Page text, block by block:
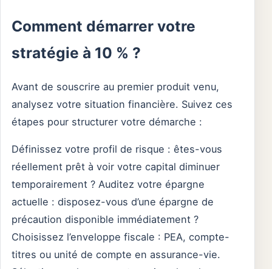
Comment démarrer votre
stratégie à 10 % ?
Avant de souscrire au premier produit venu,
analysez votre situation financière. Suivez ces
étapes pour structurer votre démarche :
Définissez votre profil de risque : êtes-vous
réellement prêt à voir votre capital diminuer
temporairement ? Auditez votre épargne
actuelle : disposez-vous d’une épargne de
précaution disponible immédiatement ?
Choisissez l’enveloppe fiscale : PEA, compte-
titres ou unité de compte en assurance-vie.